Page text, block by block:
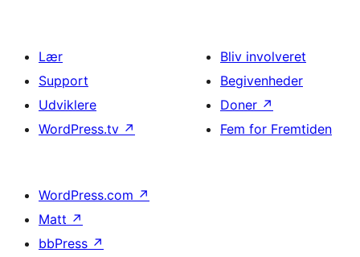
Lær
Support
Udviklere
WordPress.tv ↗
Bliv involveret
Begivenheder
Doner ↗
Fem for Fremtiden
WordPress.com ↗
Matt ↗
bbPress ↗